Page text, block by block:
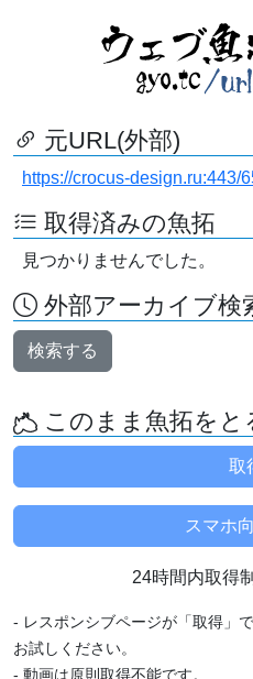
元URL(外部)
https://crocus-design.ru:443/
取得済みの魚拓
見つかりませんでした。
外部アーカイブ検
検索する
このまま魚拓をと
24時間内取得
- レスポンシブページが「取得」
お試しください。
- 動画は原則取得不能です。